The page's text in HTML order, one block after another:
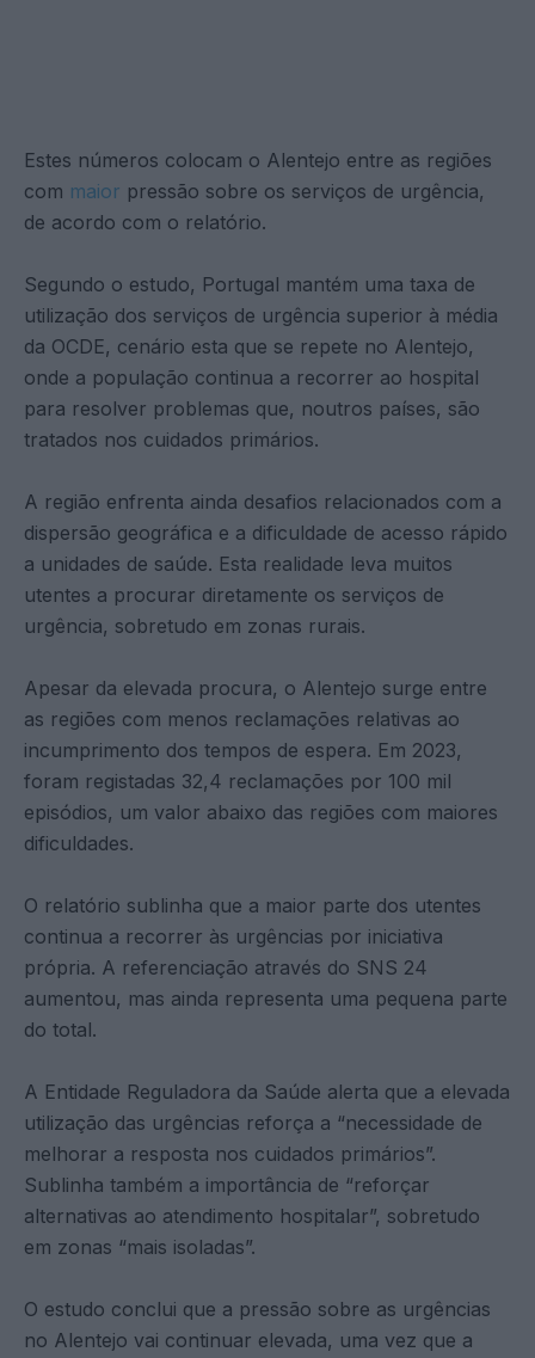
Estes números colocam o Alentejo entre as regiões
com maior pressão sobre os serviços de urgência,
de acordo com o relatório.
Segundo o estudo, Portugal mantém uma taxa de
utilização dos serviços de urgência superior à média
da OCDE, cenário esta que se repete no Alentejo,
onde a população continua a recorrer ao hospital
para resolver problemas que, noutros países, são
tratados nos cuidados primários.
A região enfrenta ainda desafios relacionados com a
dispersão geográfica e a dificuldade de acesso rápido
a unidades de saúde. Esta realidade leva muitos
utentes a procurar diretamente os serviços de
urgência, sobretudo em zonas rurais.
Apesar da elevada procura, o Alentejo surge entre
as regiões com menos reclamações relativas ao
incumprimento dos tempos de espera. Em 2023,
foram registadas 32,4 reclamações por 100 mil
episódios, um valor abaixo das regiões com maiores
dificuldades.
O relatório sublinha que a maior parte dos utentes
continua a recorrer às urgências por iniciativa
própria. A referenciação através do SNS 24
aumentou, mas ainda representa uma pequena parte
do total.
A Entidade Reguladora da Saúde alerta que a elevada
utilização das urgências reforça a “necessidade de
melhorar a resposta nos cuidados primários”.
Sublinha também a importância de “reforçar
alternativas ao atendimento hospitalar”, sobretudo
em zonas “mais isoladas”.
O estudo conclui que a pressão sobre as urgências
no Alentejo vai continuar elevada, uma vez que a